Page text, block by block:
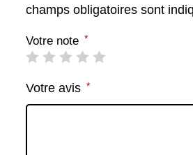
champs obligatoires sont
Votre note *
Votre avis *